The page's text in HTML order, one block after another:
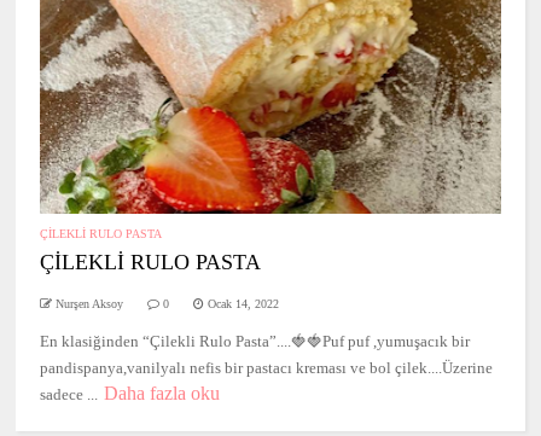
ÇİLEKLİ RULO PASTA
ÇİLEKLİ RULO PASTA
Nurşen Aksoy 0 Ocak 14, 2022
En klasiğinden “Çilekli Rulo Pasta”....🍓🍓Puf puf ,yumuşacık bir
pandispanya,vanilyalı nefis bir pastacı kreması ve bol çilek....Üzerine
sadece ... Daha fazla oku